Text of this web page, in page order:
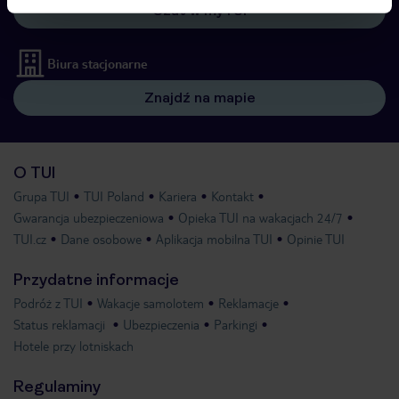
Czat w myTUI
Biura stacjonarne
Znajdź na mapie
O TUI
Grupa TUI TUI Poland Kariera
Kontakt
Gwarancja ubezpieczeniowa
Opieka TUI na wakacjach 24/7
TUI.cz
Dane osobowe Aplikacja mobilna TUI Opinie TUI
Przydatne informacje
Podróż z TUI Wakacje samolotem
Reklamacje
Status reklamacji
Ubezpieczenia
Parkingi
Hotele przy lotniskach
Regulaminy